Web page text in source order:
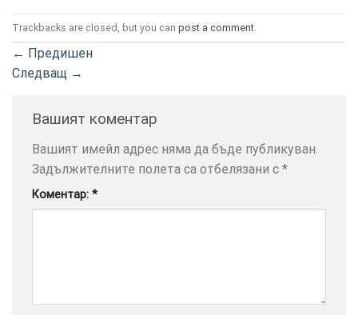
Trackbacks are closed, but you can post a comment
← Предишен
Следващ →
Вашият коментар
Вашият имейл адрес няма да бъде публикуван.
Задължителните полета са отбелязани с *
Коментар: *
ПОВЕЧЕ
ИНФОРМАЦИЯ
МОЖЕТЕ
НАМЕРИТЕ
УСЛУГИ